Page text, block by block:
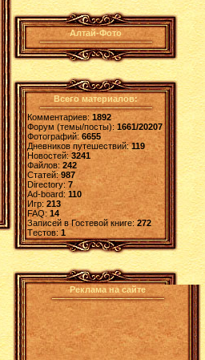
Алтай-Фото
Всего материалов:
Комментариев: 1892
Форум (темы/посты):1661/20207
Фотографий:6655
Дневников путешествий:119
Новостей:3241
Файлов: 242
Статей:987
Directory: 7
Ad-board:110
Игр: 213
FAQ:14
Записей в Гостевой книге:272
Tестов: 1
Реклама на сайте